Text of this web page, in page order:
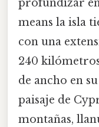
profundizar
means la isla
con una
240
de ancho en
paisaje de
montañas,